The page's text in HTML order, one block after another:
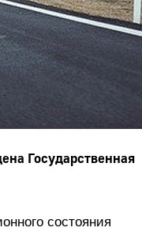
Государственная
состояния